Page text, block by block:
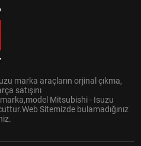
marka araçların orjinal çıkma,
satışını
Mitsubishi - Isuzu
Sitemizde bulamadığınız